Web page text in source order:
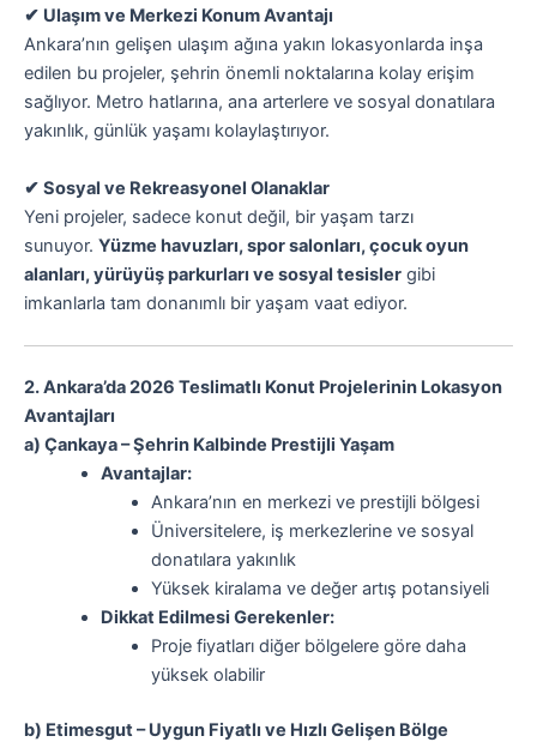
✔ Ulaşım ve Merkezi Konum Avantajı
Ankara’nın gelişen ulaşım ağına yakın lokasyonlarda inşa
edilen bu projeler, şehrin önemli noktalarına kolay erişim
sağlıyor. Metro hatlarına, ana arterlere ve sosyal donatılara
yakınlık, günlük yaşamı kolaylaştırıyor.
✔ Sosyal ve Rekreasyonel Olanaklar
Yeni projeler, sadece konut değil, bir yaşam tarzı
sunuyor. Yüzme havuzları, spor salonları, çocuk oyun
alanları, yürüyüş parkurları ve sosyal tesisler gibi
imkanlarla tam donanımlı bir yaşam vaat ediyor.
2. Ankara’da 2026 Teslimatlı Konut Projelerinin Lokasyon
Avantajları
a) Çankaya – Şehrin Kalbinde Prestijli Yaşam
Avantajlar:
Ankara’nın en merkezi ve prestijli bölgesi
Üniversitelere, iş merkezlerine ve sosyal
donatılara yakınlık
Yüksek kiralama ve değer artış potansiyeli
Dikkat Edilmesi Gerekenler:
Proje fiyatları diğer bölgelere göre daha
yüksek olabilir
b) Etimesgut – Uygun Fiyatlı ve Hızlı Gelişen Bölge